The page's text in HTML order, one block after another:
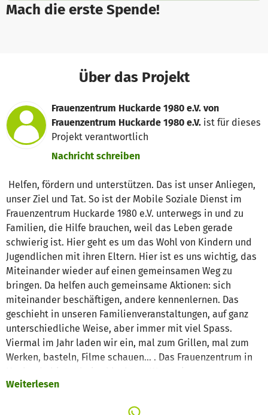
Mach die erste Spende!
Über das Projekt
Frauenzentrum Huckarde 1980 e.V. von
Frauenzentrum Huckarde 1980 e.V. ist für dieses
Projekt verantwortlich
Nachricht schreiben
Helfen, fördern und unterstützen. Das ist unser Anliegen,
unser Ziel und Tat. So ist der Mobile Soziale Dienst im
Frauenzentrum Huckarde 1980 e.V. unterwegs in und zu
Familien, die Hilfe brauchen, weil das Leben gerade
schwierig ist. Hier geht es um das Wohl von Kindern und
Jugendlichen mit ihren Eltern. Hier ist es uns wichtig, das
Miteinander wieder auf einen gemeinsamen Weg zu
bringen. Da helfen auch gemeinsame Aktionen: sich
miteinander beschäftigen, andere kennenlernen. Das
geschieht in unseren Familienveranstaltungen, auf ganz
unterschiedliche Weise, aber immer mit viel Spass.
Viermal im Jahr laden wir ein, mal zum Grillen, mal zum
Werken, basteln, Filme schauen... . Das Frauenzentrum in
Klassenraum Platz. Leider haben die Stühle so langsam
Weiterlesen